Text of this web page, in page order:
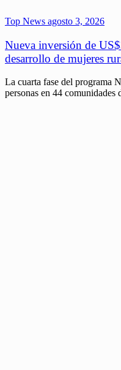
Top News agosto 3, 2026
Nueva inversión de
desarrollo de mujeres
La cuarta fase del programa
personas en 44